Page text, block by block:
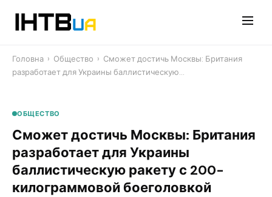
Головна › Общество › Сможет достичь Москвы: Британия
разработает для Украины баллистическую…
ОБЩЕСТВО
Сможет достичь Москвы: Британия
разработает для Украины
баллистическую ракету с 200-
килограммовой боеголовкой